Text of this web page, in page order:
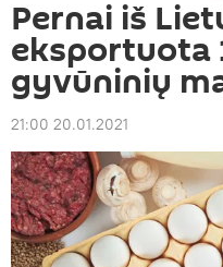
Pernai iš
eksportuota
gyvūninių
21:00 20.01.2021